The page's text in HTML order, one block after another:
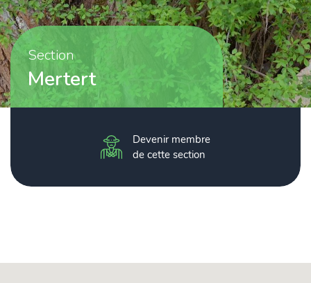
Section
Mertert
Devenir membre
de cette section